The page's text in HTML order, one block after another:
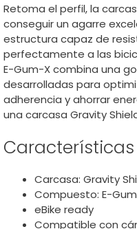
Retoma el perfil, la
conseguir un agarre
estructura capaz de
perfectamente a las
E-Gum-X combina una
desarrolladas para
adherencia y ahorrar
una carcasa Gravity
Características
Carcasa: Gravity
Compuesto: E-
eBike ready
Compatible con